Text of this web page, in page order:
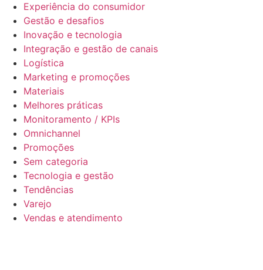
Experiência do consumidor
Gestão e desafios
Inovação e tecnologia
Integração e gestão de canais
Logística
Marketing e promoções
Materiais
Melhores práticas
Monitoramento / KPIs
Omnichannel
Promoções
Sem categoria
Tecnologia e gestão
Tendências
Varejo
Vendas e atendimento